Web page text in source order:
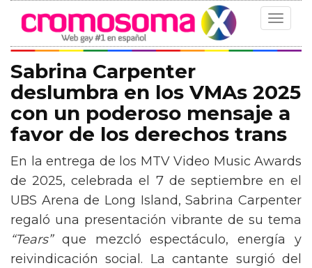
Toggle
Sabrina Carpenter
deslumbra en los VMAs 2025
con un poderoso mensaje a
favor de los derechos trans
En la entrega de los MTV Video Music Awards
de 2025, celebrada el 7 de septiembre en el
UBS Arena de Long Island, Sabrina Carpenter
regaló una presentación vibrante de su tema
“Tears”que mezcló espectáculo, energía y
reivindicación social. La cantante surgió del